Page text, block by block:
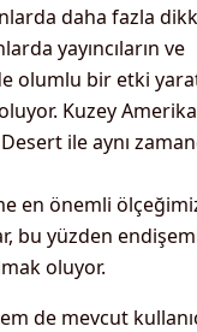
daha fazla
yayıncıların ve
olumlu bir etki
Kuzey
ile aynı
en önemli
bu yüzden
oluyor.
de mevcut